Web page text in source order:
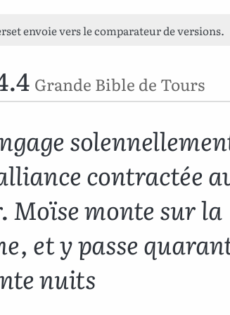
envoie vers le comparateur de versions.
Grande Bible de Tours
contractée
Moïse monte sur la
et y passe
nuits